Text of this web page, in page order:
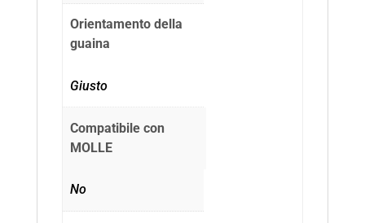
Orientamento della
guaina
Giusto
Compatibile con
MOLLE
No